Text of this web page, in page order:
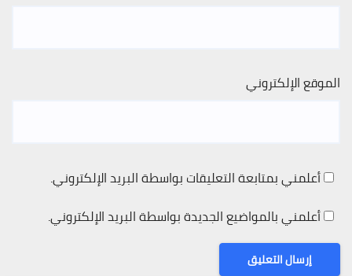
الموقع الإلكتروني
أعلمني بمتابعة التعليقات بواسطة البريد الإلكتروني.
أعلمني بالمواضيع الجديدة بواسطة البريد الإلكتروني.